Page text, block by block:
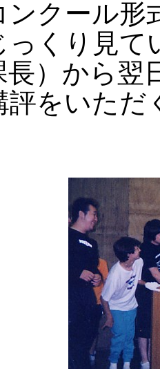
ンクール形
っくり見て
長）から
評をいただ